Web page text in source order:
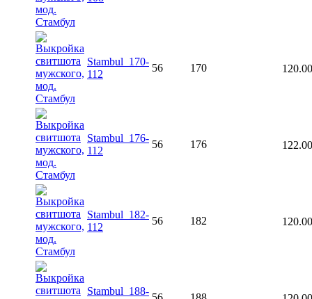
Stambul_170-
112
56 170 120.00
Stambul_176-
112
56 176 122.00
Stambul_182-
112
56 182 120.00
Stambul_188-